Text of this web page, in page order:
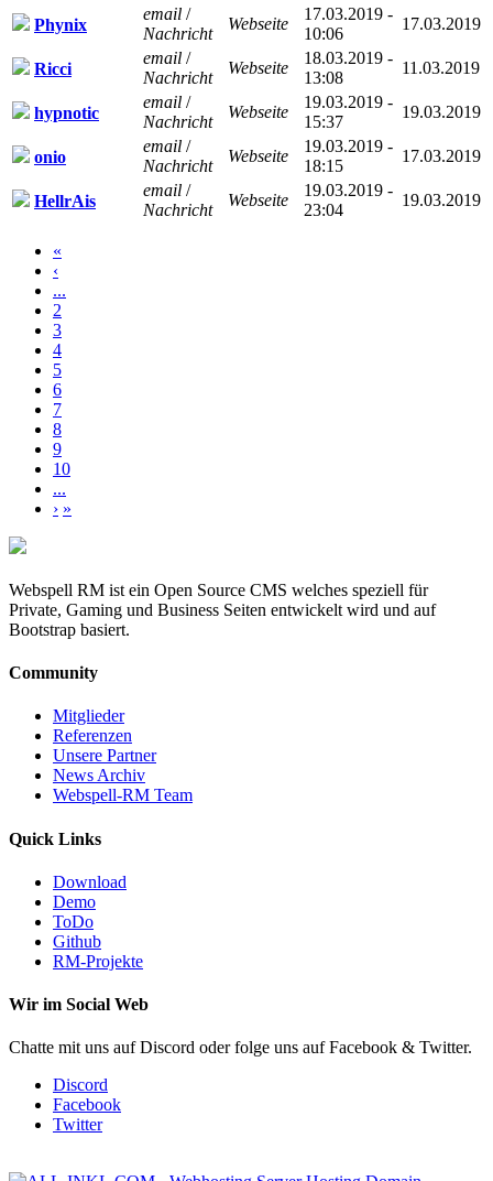
Phynix
email /
Nachricht
Webseite
17.03.2019 -
10:06
17.03.2019
Ricci
email /
Nachricht
Webseite
18.03.2019 -
13:08
11.03.2019
hypnotic
email /
Nachricht
Webseite
19.03.2019 -
15:37
19.03.2019
onio
email /
Nachricht
Webseite
19.03.2019 -
18:15
17.03.2019
HellrAis
email /
Nachricht
Webseite
19.03.2019 -
23:04
19.03.2019
«
‹
...
2
3
4
5
6
7
8
9
10
...
› »
Webspell RM ist ein Open Source CMS welches speziell für
Private, Gaming und Business Seiten entwickelt wird und auf
Bootstrap basiert.
Community
Mitglieder
Referenzen
Unsere Partner
News Archiv
Webspell-RM Team
Quick Links
Download
Demo
ToDo
Github
RM-Projekte
Wir im Social Web
Chatte mit uns auf Discord oder folge uns auf Facebook & Twitter.
Discord
Facebook
Twitter